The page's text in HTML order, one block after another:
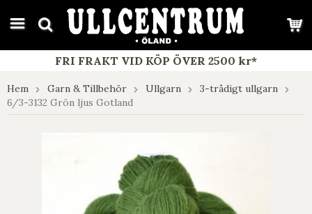
google-site-verification: google7e4b1026db5d9f32.html
FRI FRAKT VID KÖP ÖVER 2500 kr*
Hem Garn & Tillbehör Ullgarn
3-trådigt ullgarn
6/3-3132 Grön ljus Gotland